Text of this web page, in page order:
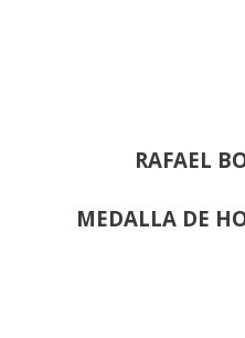
RAFAEL
MEDALLA DE